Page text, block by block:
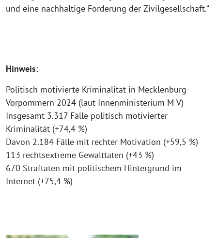
und eine nachhaltige Förderung der Zivilgesellschaft.“
Hinweis:
Politisch motivierte Kriminalität in Mecklenburg-
Vorpommern 2024 (laut Innenministerium M-V)
Insgesamt 3.317 Fälle politisch motivierter
Kriminalität (+74,4 %)
Davon 2.184 Fälle mit rechter Motivation (+59,5 %)
113 rechtsextreme Gewalttaten (+43 %)
670 Straftaten mit politischem Hintergrund im
Internet (+75,4 %)